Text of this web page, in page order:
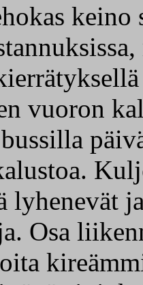
keino
vuoron
lyhenevät
Osa